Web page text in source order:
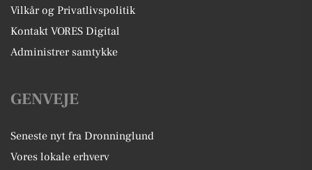
Vilkår og Privatlivspolitik
Kontakt VORES Digital
Administrer samtykke
GENVEJE
Seneste nyt fra Dronninglund
Vores lokale erhverv